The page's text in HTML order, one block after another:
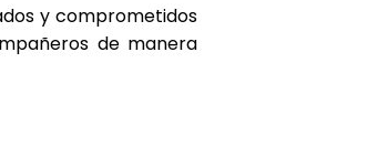
y comprometidos
de manera